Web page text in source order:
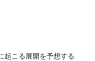
起こる展開を予想する